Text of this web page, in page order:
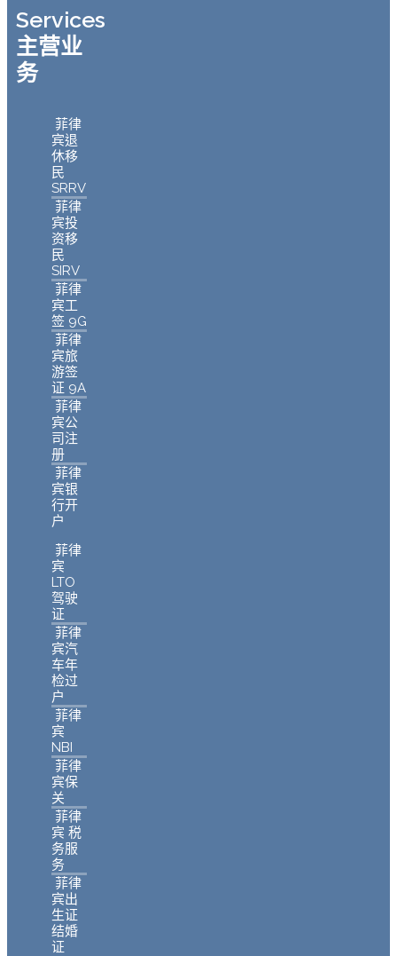
Services
主营业
务
菲律
宾退
休移
民
SRRV
菲律
宾投
资移
民
SIRV
菲律
宾工
签 9G
菲律
宾旅
游签
证 9A
菲律
宾公
司注
册
菲律
宾银
行开
户
菲律
宾
LTO
驾驶
证
菲律
宾汽
车年
检过
户
菲律
宾
NBI
菲律
宾保
关
菲律
宾 税
务服
务
菲律
宾出
生证
结婚
证